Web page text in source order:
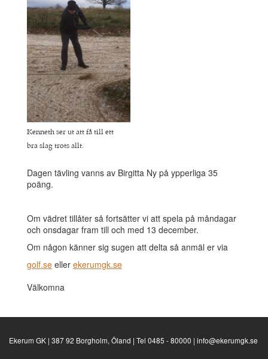
Kenneth ser ut att få till ett
bra slag trots allt.
Dagen tävling vanns av Birgitta Ny på ypperliga 35
poäng.
Om vädret tillåter så fortsätter vi att spela på måndagar
och onsdagar fram till och med 13 december.
Om någon känner sig sugen att delta så anmäl er via
golf.se eller ekerumgk.se
Välkomna
Ekerum GK | 387 92 Borgholm, Öland | Tel 0485 - 80000 | info@ekerumgk.se